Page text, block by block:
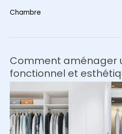
vie
de
votre
matelas
et
améliorer
votre
Chambre
Comment aménager
fonctionnel et